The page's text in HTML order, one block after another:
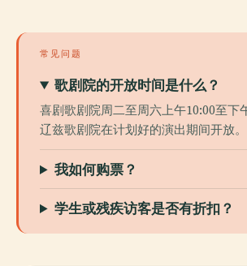
常见问题
歌剧院的开放时间是什么？
喜剧歌剧院周二至周六上午10:00至下
辽兹歌剧院在计划好的演出期间开放。
我如何购票？
学生或残疾访客是否有折扣？